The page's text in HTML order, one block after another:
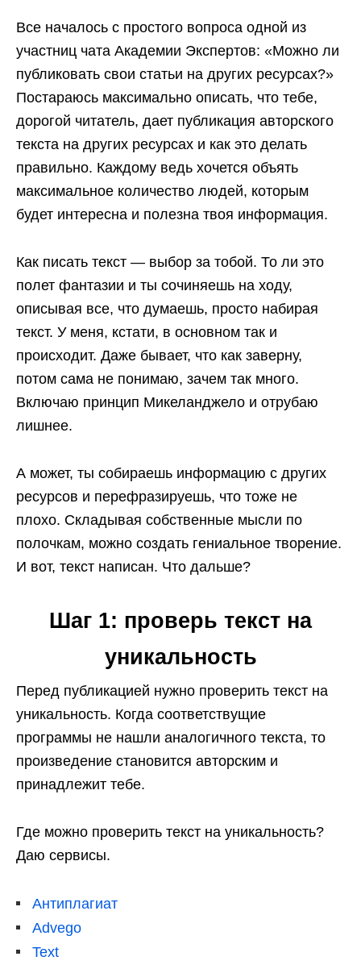
Все началось с простого вопроса одной из
участниц чата Академии Экспертов: «Можно ли
публиковать свои статьи на других ресурсах?»
Постараюсь максимально описать, что тебе,
дорогой читатель, дает публикация авторского
текста на других ресурсах и как это делать
правильно. Каждому ведь хочется объять
максимальное количество людей, которым
будет интересна и полезна твоя информация.
Как писать текст — выбор за тобой. То ли это
полет фантазии и ты сочиняешь на ходу,
описывая все, что думаешь, просто набирая
текст. У меня, кстати, в основном так и
происходит. Даже бывает, что как заверну,
потом сама не понимаю, зачем так много.
Включаю принцип Микеланджело и отрубаю
лишнее.
А может, ты собираешь информацию с других
ресурсов и перефразируешь, что тоже не
плохо. Складывая собственные мысли по
полочкам, можно создать гениальное творение.
И вот, текст написан. Что дальше?
Шаг 1: проверь текст на
уникальность
Перед публикацией нужно проверить текст на
уникальность. Когда соответствущие
программы не нашли аналогичного текста, то
произведение становится авторским и
принадлежит тебе.
Где можно проверить текст на уникальность?
Даю сервисы.
Антиплагиат
Advego
Text